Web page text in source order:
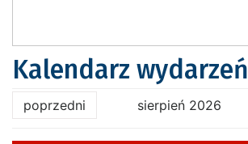
Kalendarz wydarzeń
poprzedni sierpień 2026